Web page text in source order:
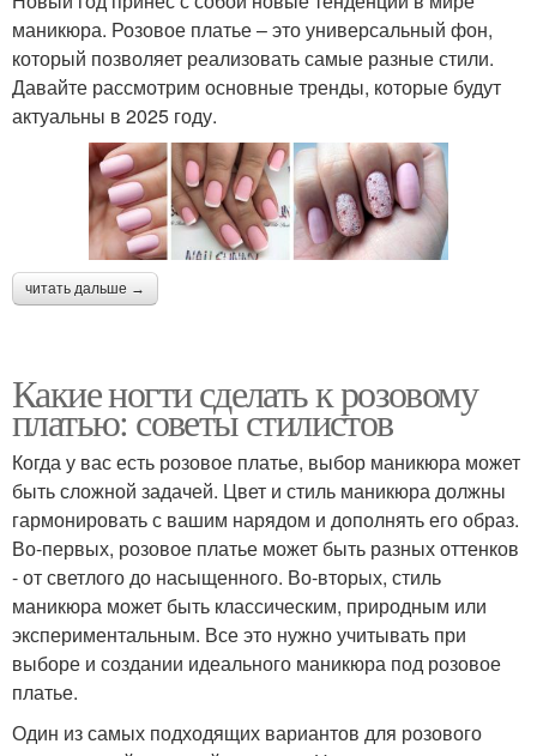
маникюра. Розовое платье – это универсальный фон,
который позволяет реализовать самые разные стили.
Давайте рассмотрим основные тренды, которые будут
актуальны в 2025 году.
читать дальше →
Какие ногти сделать к розовому
платью: советы стилистов
Когда у вас есть розовое платье, выбор маникюра может
быть сложной задачей. Цвет и стиль маникюра должны
гармонировать с вашим нарядом и дополнять его образ.
Во-первых, розовое платье может быть разных оттенков
- от светлого до насыщенного. Во-вторых, стиль
маникюра может быть классическим, природным или
экспериментальным. Все это нужно учитывать при
выборе и создании идеального маникюра под розовое
платье.
Один из самых подходящих вариантов для розового